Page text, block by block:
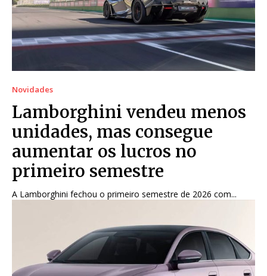
Novidades
Lamborghini vendeu menos
unidades, mas consegue
aumentar os lucros no
primeiro semestre
A Lamborghini fechou o primeiro semestre de 2026 com...